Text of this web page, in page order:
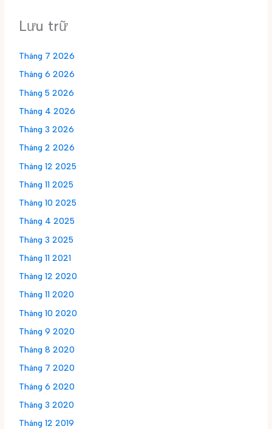
Lưu trữ
Tháng 7 2026
Tháng 6 2026
Tháng 5 2026
Tháng 4 2026
Tháng 3 2026
Tháng 2 2026
Tháng 12 2025
Tháng 11 2025
Tháng 10 2025
Tháng 4 2025
Tháng 3 2025
Tháng 11 2021
Tháng 12 2020
Tháng 11 2020
Tháng 10 2020
Tháng 9 2020
Tháng 8 2020
Tháng 7 2020
Tháng 6 2020
Tháng 3 2020
Tháng 12 2019